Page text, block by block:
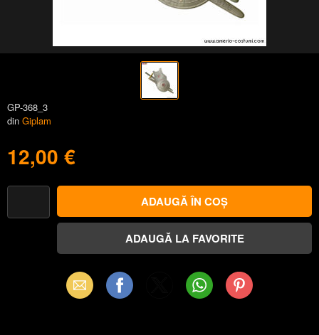
GP-368_3
din Giplam
12,00 €
Email Facebook WhatsAppPinterest